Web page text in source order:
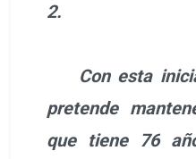
2.
Con esta
pretende
que tiene 76